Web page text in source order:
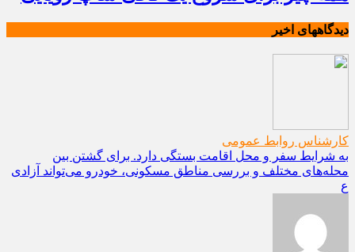
دیدگاههای اخیر
کارشناس روابط عمومی
به شرایط سفر و محل اقامت بستگی دارد. برای گشتن بین
محله‌های مختلف و بررسی مناطق مسکونی، خودرو می‌تواند آزادی
ع